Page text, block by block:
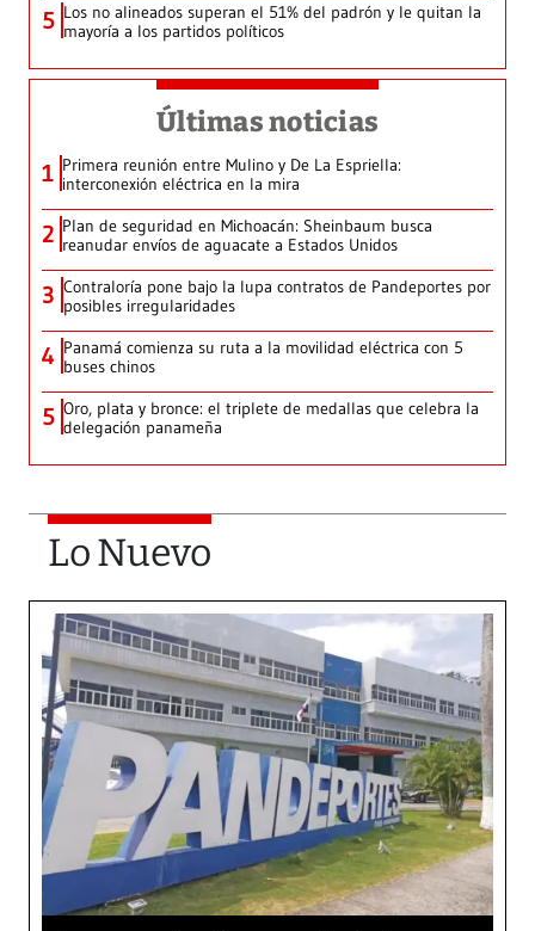
5 Los no alineados superan el 51% del padrón y le quitan la
mayoría a los partidos políticos
Últimas noticias
1 Primera reunión entre Mulino y De La Espriella:
interconexión eléctrica en la mira
2 Plan de seguridad en Michoacán: Sheinbaum busca
reanudar envíos de aguacate a Estados Unidos
3 Contraloría pone bajo la lupa contratos de Pandeportes por
posibles irregularidades
4 Panamá comienza su ruta a la movilidad eléctrica con 5
buses chinos
5 Oro, plata y bronce: el triplete de medallas que celebra la
delegación panameña
Lo Nuevo